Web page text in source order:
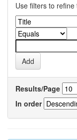
Use filters to
Results/Page
In order